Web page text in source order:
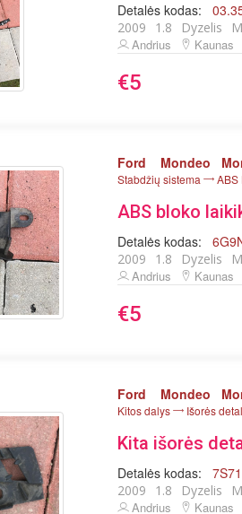
Detalės kodas:
2009 1.8 Dyzelis
Andrius
Kaunas
€5
Ford Mondeo
Stabdžių sistema ABS
ABS bloko
Detalės kodas:
2009 1.8 Dyzelis
Andrius
Kaunas
€5
Ford Mondeo
Kitos dalys Išorės
Kita išorės
Detalės kodas:
2009 1.8 Dyzelis
Andrius
Kaunas